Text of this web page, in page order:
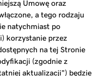
Umowę oraz
a tego rodzaju
natychmiast po
korzystanie przez
na tej Stronie
(zgodnie z
aktualizacji”) będzie